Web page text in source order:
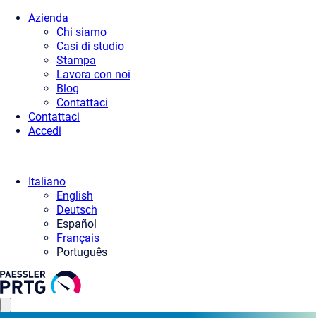
Azienda
Chi siamo
Casi di studio
Stampa
Lavora con noi
Blog
Contattaci
Contattaci
Accedi
Italiano
English
Deutsch
Español
Français
Português